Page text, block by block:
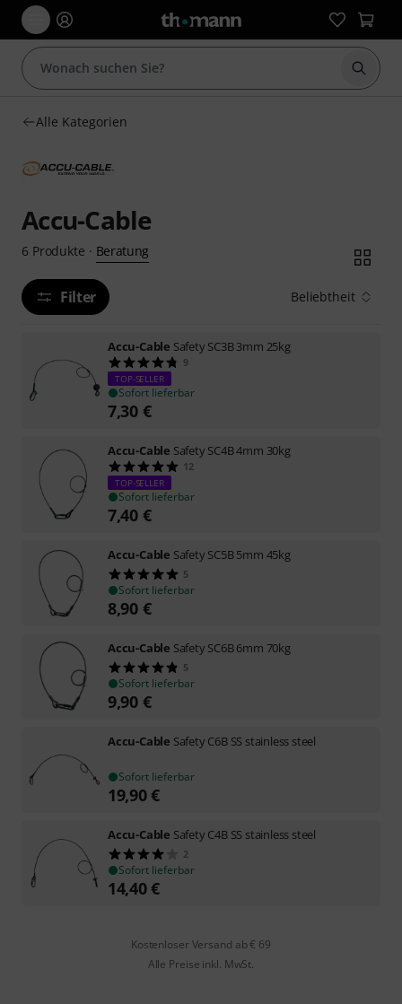
Suche
Alle Kategorien
Accu-Cable
6 Produkte · Beratung
Filter Beliebtheit
Accu-Cable Safety SC3B 3mm 25kg
9
TOP-SELLER
Sofort lieferbar
7,30 €
Accu-Cable Safety SC4B 4mm 30kg
12
TOP-SELLER
Sofort lieferbar
7,40 €
Accu-Cable Safety SC5B 5mm 45kg
5
Sofort lieferbar
8,90 €
Accu-Cable Safety SC6B 6mm 70kg
5
Sofort lieferbar
9,90 €
Accu-Cable Safety C6B SS stainless steel
Sofort lieferbar
19,90€
Accu-Cable Safety C4B SS stainless steel
2
Sofort lieferbar
14,40€
Kostenloser Versand ab € 69
Alle Preise inkl. MwSt.